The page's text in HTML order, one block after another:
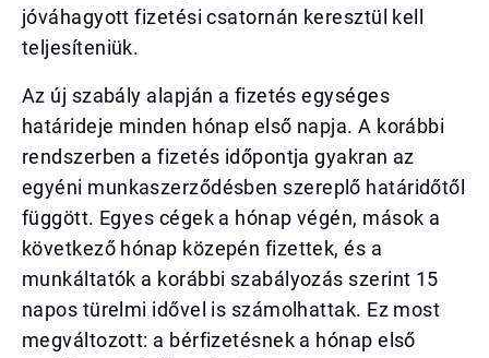
jóváhagyott fizetési csatornán keresztül kell
teljesíteniük.
Az új szabály alapján a fizetés egységes
határideje minden hónap első napja. A korábbi
rendszerben a fizetés időpontja gyakran az
egyéni munkaszerződésben szereplő határidőtől
függött. Egyes cégek a hónap végén, mások a
következő hónap közepén fizettek, és a
munkáltatók a korábbi szabályozás szerint 15
napos türelmi idővel is számolhattak. Ez most
megváltozott: a bérfizetésnek a hónap első